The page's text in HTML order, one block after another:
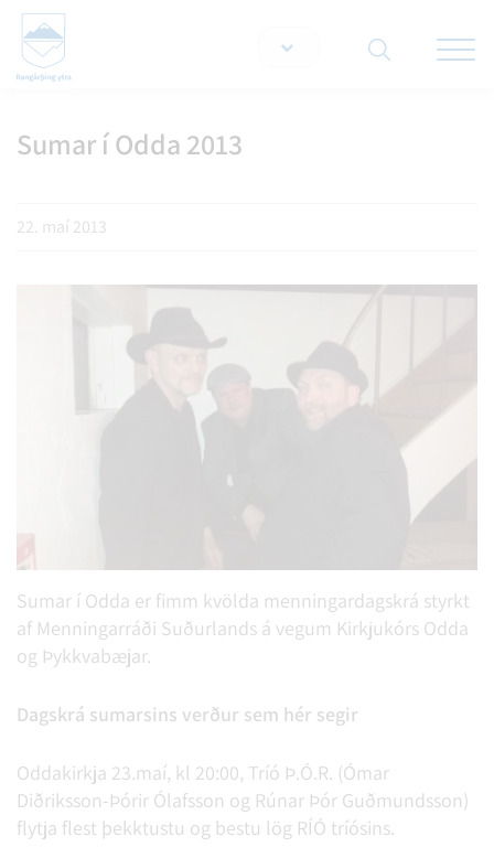
Sumar í Odda 2013
22. maí 2013
Sumar í Odda er fimm kvölda menningardagskrá styrkt
af Menningarráði Suðurlands á vegum Kirkjukórs Odda
og Þykkvabæjar.
Dagskrá sumarsins verður sem hér segir
Oddakirkja 23.maí, kl 20:00, Tríó Þ.Ó.R. (Ómar
Diðriksson-Þórir Ólafsson og Rúnar Þór Guðmundsson)
flytja flest þekktustu og bestu lög RÍÓ tríósins.
Leita á vef